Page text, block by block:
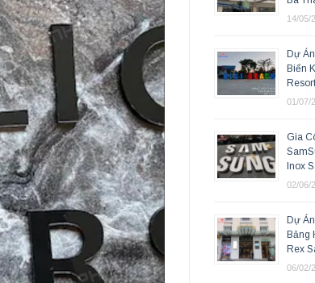
14/05/
Dự
Biển
Resort
01/07/
Gia
Inox
02/06/
Dự
Bảng
Rex
06/02/